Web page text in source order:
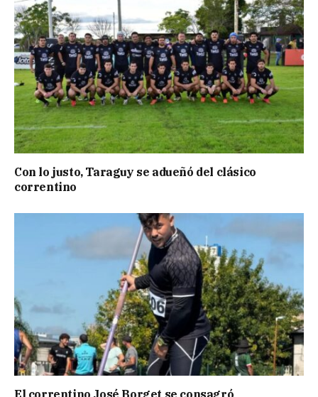
Con lo justo, Taraguy se adueñó del clásico
correntino